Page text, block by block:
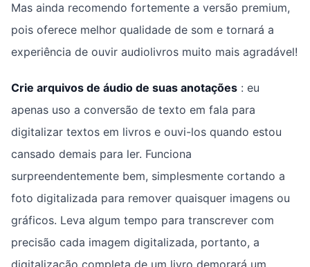
Mas ainda recomendo fortemente a versão premium,
pois oferece melhor qualidade de som e tornará a
experiência de ouvir audiolivros muito mais agradável!
Crie arquivos de áudio de suas anotações : eu
apenas uso a conversão de texto em fala para
digitalizar textos em livros e ouvi-los quando estou
cansado demais para ler. Funciona
surpreendentemente bem, simplesmente cortando a
foto digitalizada para remover quaisquer imagens ou
gráficos. Leva algum tempo para transcrever com
precisão cada imagem digitalizada, portanto, a
digitalização completa de um livro demorará um